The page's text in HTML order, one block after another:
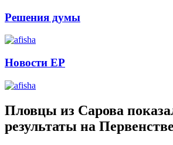
Решения думы
Новости ЕР
Пловцы из Сарова
результаты на